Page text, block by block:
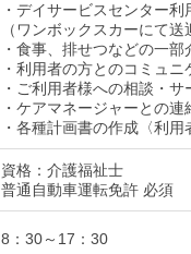
・デイサービスセンター利
（ワンボックスカーにて送
・食事、排せつなどの一部
・利用者の方とのコミュ
・ご利用者様への相談・
・ケアマネージャーとの連
・各種計画書の作成〈利
資格：介護福祉士
普通自動車運転免許 必須
8：30～17：30